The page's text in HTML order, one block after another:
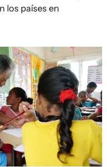
los países en